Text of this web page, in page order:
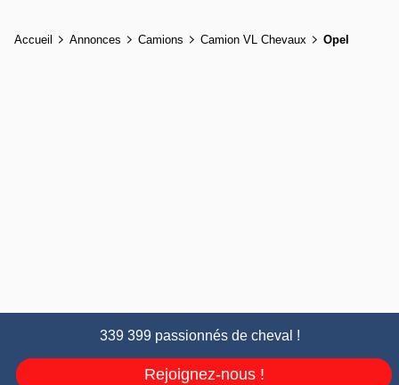
Accueil Annonces Camions Camion VL Chevaux Opel
339 399 passionnés de cheval !
Rejoignez-nous !